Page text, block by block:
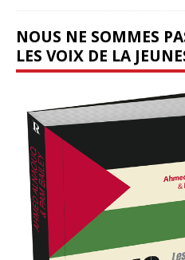
NOUS NE SOMMES
LES VOIX DE LA